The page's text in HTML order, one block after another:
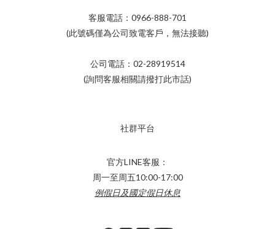
客服電話：0966-888-701
(此號碼僅為公司致電客戶，無法接聽)
公司電話：02-28919514
(詢問客服相關請撥打此市話)
社群平台
官方LINE客服：
周一至周五10:00-17:00
例假日及國定假日休息